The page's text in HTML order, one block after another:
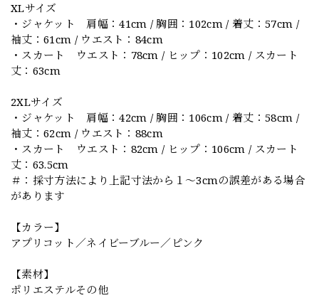
XLサイズ
・ジャケット 肩幅：41cm / 胸囲：102cm / 着丈：57cm /
袖丈：61cm / ウエスト：84cm
・スカート ウエスト：78cm / ヒップ：102cm / スカート
丈：63cm
2XLサイズ
・ジャケット 肩幅：42cm / 胸囲：106cm / 着丈：58cm /
袖丈：62cm / ウエスト：88cm
・スカート ウエスト：82cm / ヒップ：106cm / スカート
丈：63.5cm
＃：採寸方法により上記寸法から１～3cmの誤差がある場合
があります
【カラー】
アプリコット／ネイビーブルー／ピンク
【素材】
ポリエステルその他